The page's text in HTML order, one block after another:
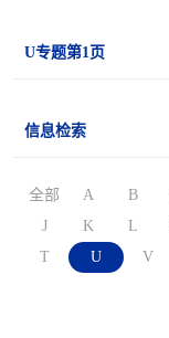
U专题第1页
信息检索
全部 A B
J
K L
T
U V